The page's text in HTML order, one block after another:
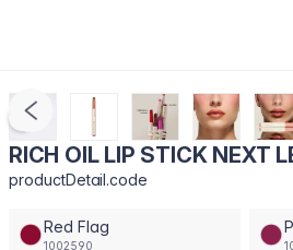
RICH OIL LIP STICK NEXT
productDetail.code
Red Flag
1002590